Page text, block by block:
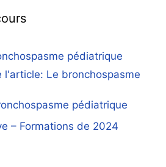
pédiatrique
l'article: Le bronchospasme
pédiatrique
– Formations de 2024